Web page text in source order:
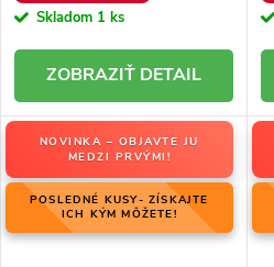
Skladom 1 ks
DETAIL
NOVINKA – OBJAVTE JU
MEDZI PRVÝMI!
POSLEDNÉ KUSY- ZÍSKAJTE
ICH KÝM MÔŽETE!